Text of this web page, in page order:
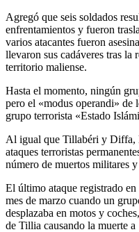
Agregó que seis soldados
enfrentamientos y fueron
varios atacantes fueron
llevaron sus cadáveres tras la
territorio maliense.
Hasta el momento, ningún
pero el «modus operandi» de
grupo terrorista «Estado
Al igual que Tillabéri y Diffa,
ataques terroristas
número de muertos militares
El último ataque registrado
mes de marzo cuando un
desplazaba en motos y
de Tillia causando la muerte